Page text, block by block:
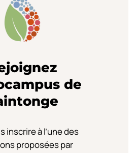
de
inscrire à l’une des
proposées par